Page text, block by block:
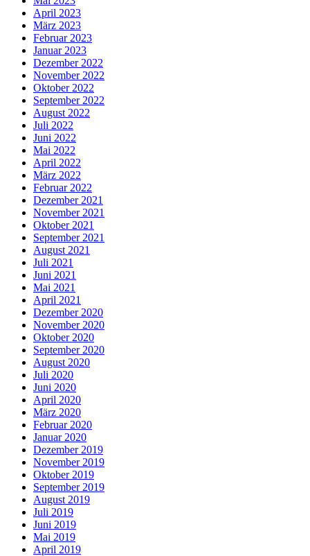
April 2023
März 2023
Februar 2023
Januar 2023
Dezember 2022
November 2022
Oktober 2022
September 2022
August 2022
Juli 2022
Juni 2022
Mai 2022
April 2022
März 2022
Februar 2022
Dezember 2021
November 2021
Oktober 2021
September 2021
August 2021
Juli 2021
Juni 2021
Mai 2021
April 2021
Dezember 2020
November 2020
Oktober 2020
September 2020
August 2020
Juli 2020
Juni 2020
April 2020
März 2020
Februar 2020
Januar 2020
Dezember 2019
November 2019
Oktober 2019
September 2019
August 2019
Juli 2019
Juni 2019
Mai 2019
April 2019